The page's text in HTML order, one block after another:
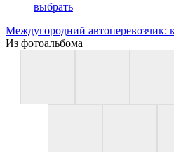
Междугородний автоперевозчик:
Из фотоальбома